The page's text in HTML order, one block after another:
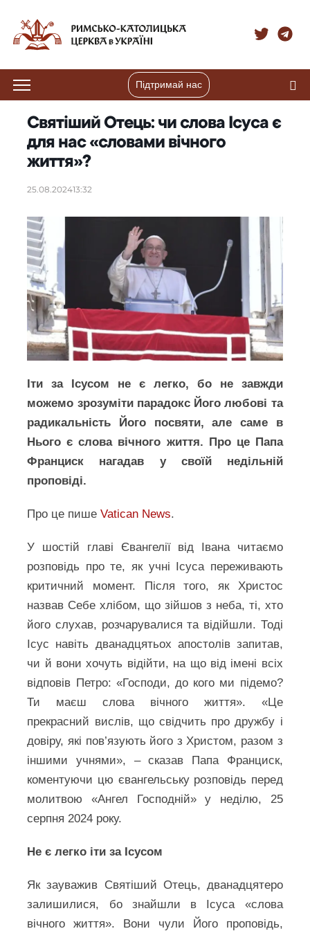
Підтримай нас
Святіший Отець: чи слова Ісуса є
для нас «словами вічного
життя»?
25.08.202413:32
Іти за Ісусом не є легко, бо не завжди
можемо зрозуміти парадокс Його любові та
радикальність Його посвяти, але саме в
Нього є слова вічного життя. Про це Папа
Франциск нагадав у своїй недільній
проповіді.
Про це пишеVatican News.
У шостій главі Євангелії від Івана читаємо
розповідь про те, як учні Ісуса переживають
критичний момент. Після того, як Христос
назвав Себе хлібом, що зійшов з неба, ті, хто
його слухав, розчарувалися та відійшли. Тоді
Ісус навіть дванадцятьох апостолів запитав,
чи й вони хочуть відійти, на що від імені всіх
відповів Петро: «Господи, до кого ми підемо?
Ти маєш слова вічного життя». «Це
прекрасний вислів, що свідчить про дружбу і
довіру, які пов’язують його з Христом, разом з
іншими учнями», – сказав Папа Франциск,
коментуючи цю євангельську розповідь перед
молитвою «Ангел Господній» у неділю, 25
серпня 2024 року.
Не є легко іти за Ісусом
Як зауважив Святіший Отець, дванадцятеро
залишилися, бо знайшли в Ісуса «слова
вічного життя». Вони чули Його проповідь,